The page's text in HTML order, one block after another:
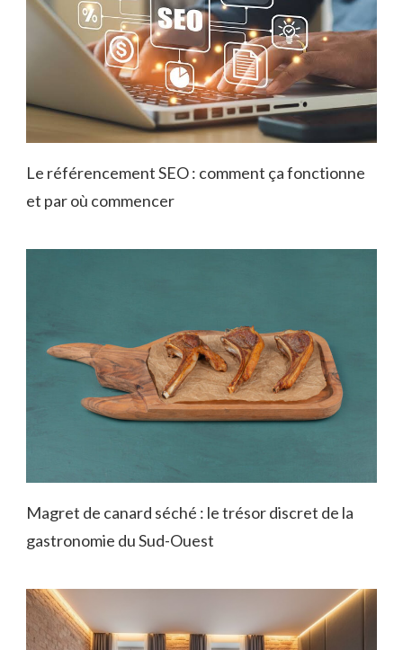
Le référencement SEO : comment ça fonctionne
et par où commencer
Magret de canard séché : le trésor discret de la
gastronomie du Sud-Ouest